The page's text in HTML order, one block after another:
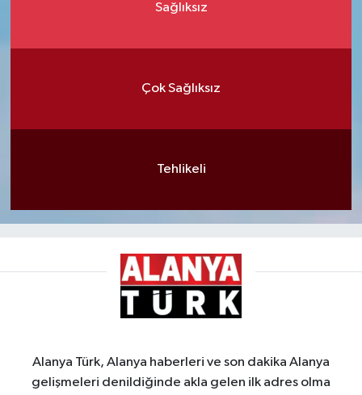
Sağlıksız
Çok Sağlıksız
Tehlikeli
Alanya Türk, Alanya haberleri ve son dakika Alanya
gelişmeleri denildiğinde akla gelen ilk adres olma